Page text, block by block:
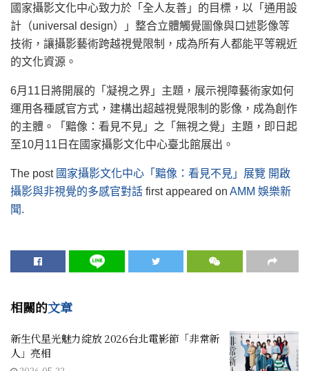
國家攝影文化中心致力於「全人友善」的目標，以「通用設
計（universal design）」整合立體觸覺圖像與口述影像等
技術，讓攝影藝術跨越視覺限制，成為所有人都能平等親近
的文化資源。
6月11日將開展的「凝視之界」主題，展示視障藝術家如何
運用各種感官方式，建構出超越視覺限制的影像，成為創作
的主體。「黯像：看見不見」之「無視之覺」主題，即日起
至10月11日在國家攝影文化中心臺北館展出。
The post 國家攝影文化中心「黯像：看見不見」展覽 開啟
攝影與非視覺的多感官對話 first appeared on AMM 娛樂新
聞.
相關的文章
新生代星光魅力綻放 2026台北電影節「非常新
人」亮相